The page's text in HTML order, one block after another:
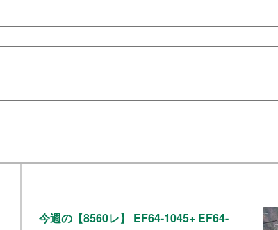
今週の【8560レ】 EF64-1045+ EF64-